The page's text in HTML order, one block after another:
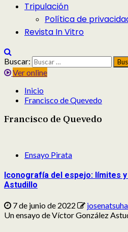
Tripulación
Política de
Revista In Vitro
Buscar:
Ver online
Inicio
Francisco de Quevedo
Francisco de Quevedo
Ensayo Pirata
Iconografía del espejo: límites y
Astudillo
7 de junio de 2022
Un ensayo de Víctor González